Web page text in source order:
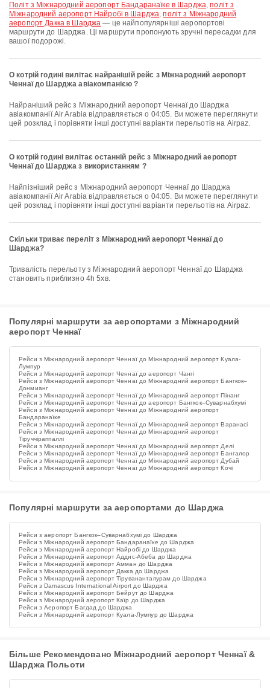
політ з Міжнародний аеропорт Бандаранаїке в Шарджа,політ з
Міжнародний аеропорт Найробі в Шарджа,політ з Міжнародний
аеропорт Дакка в Шарджа — це найпопулярніші аеропортові
маршрути до Шарджа. Ці маршрути пропонують зручні пересадки для
вашої подорожі.
О котрій годині вилітає найранішій рейс з Міжнародний аеропорт
Ченнаї до Шарджа авіакомпанією ?
Найраніший рейс з Міжнародний аеропорт Ченнаї до Шарджа
авіакомпанії Air Arabia відправляється о 04:05. Ви можете переглянути
цей розклад і порівняти інші доступні варіанти перельотів на Airpaz.
О котрій годині вилітає останній рейс з Міжнародний аеропорт
Ченнаї до Шарджа з використанням ?
Найпізніший рейс з Міжнародний аеропорт Ченнаї до Шарджа
авіакомпанії Air Arabia відправляється о 04:05. Ви можете переглянути
цей розклад і порівняти інші доступні варіанти перельотів на Airpaz.
Скільки триває переліт з Міжнародний аеропорт Ченнаї до
Шарджа?
Тривалість перельоту з Міжнародний аеропорт Ченнаї до Шарджа
становить приблизно 4h 5хв.
Популярні маршрути за аеропортами з Міжнародний
аеропорт Ченнаї
Рейси з Міжнародний аеропорт Ченнаї до Міжнародний аеропорт Куала-
Лумпур
Рейси з Міжнародний аеропорт Ченнаї до аеропорт Чангі
Рейси з Міжнародний аеропорт Ченнаї до Міжнародний аеропорт Бангкок–
Донмианг
Рейси з Міжнародний аеропорт Ченнаї до Міжнародний аеропорт Пінанг
Рейси з Міжнародний аеропорт Ченнаї до аеропорт Бангкок–Суварнабхумі
Рейси з Міжнародний аеропорт Ченнаї до Міжнародний аеропорт
Бандаранаїке
Рейси з Міжнародний аеропорт Ченнаї до Міжнародний аеропорт Варанасі
Рейси з Міжнародний аеропорт Ченнаї до Міжнародний аеропорт
Тіруччіраппаллі
Рейси з Міжнародний аеропорт Ченнаї до Міжнародний аеропорт Делі
Рейси з Міжнародний аеропорт Ченнаї до Міжнародний аеропорт Бангалор
Рейси з Міжнародний аеропорт Ченнаї до Міжнародний аеропорт Дубай
Рейси з Міжнародний аеропорт Ченнаї до Міжнародний аеропорт Кочі
Популярні маршрути за аеропортами до Шарджа
Рейси з аеропорт Бангкок–Суварнабхумі до Шарджа
Рейси з Міжнародний аеропорт Бандаранаїке до Шарджа
Рейси з Міжнародний аеропорт Найробі до Шарджа
Рейси з Міжнародний аеропорт Аддис-Абеба до Шарджа
Рейси з Міжнародний аеропорт Амман до Шарджа
Рейси з Міжнародний аеропорт Дакка до Шарджа
Рейси з Міжнародний аеропорт Тіруванантапурам до Шарджа
Рейси з Damascus International Airport до Шарджа
Рейси з Міжнародний аеропорт Бейрут до Шарджа
Рейси з Міжнародний аеропорт Каїр до Шарджа
Рейси з Аеропорт Багдад до Шарджа
Рейси з Міжнародний аеропорт Куала-Лумпур до Шарджа
Більше Рекомендовано Міжнародний аеропорт Ченнаї &
Шарджа Польоти